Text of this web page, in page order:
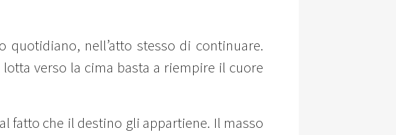
nell’atto stesso di continuare.
verso la cima basta a riempire il cuore
fatto che il destino gli appartiene. Il masso